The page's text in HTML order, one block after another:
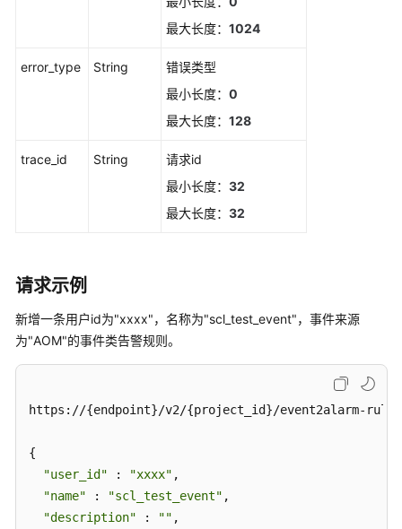
控
日
志
例
置
管
理
最大长度： 1024
error_type String
错误类型
最小长度： 0
最大长度： 128
trace_id String
请求id
最小长度： 32
最大长度： 32
请求示例
新增一条用户id为"xxxx"，名称为"scl_test_event"，事件来源
为"AOM"的事件类告警规则。
https://{endpoint}/v2/{project_id}/event2alarm-rule
{
"user_id" : "xxxx" ,
"name" : "scl_test_event" ,
"description" : "" ,